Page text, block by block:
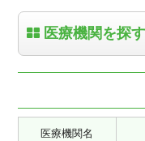
医療機関を探す
医療機関名